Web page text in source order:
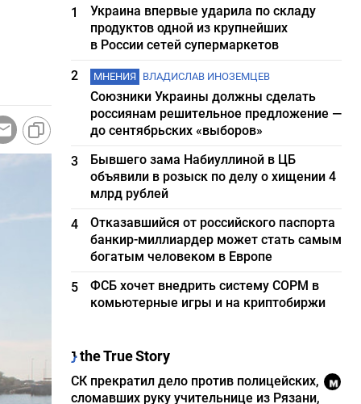
1
Украина впервые ударила по складу
продуктов одной из крупнейших
в России сетей супермаркетов
2
МНЕНИЯ ВЛАДИСЛАВ ИНОЗЕМЦЕВ
Союзники Украины должны сделать
россиянам решительное предложение —
до сентябрьских «выборов»
3
Бывшего зама Набиуллиной в ЦБ
объявили в розыск по делу о хищении 4
млрд рублей
4
Отказавшийся от российского паспорта
банкир-миллиардер может стать самым
богатым человеком в Европе
5
ФСБ хочет внедрить систему СОРМ в
комьютерные игры и на криптобиржи